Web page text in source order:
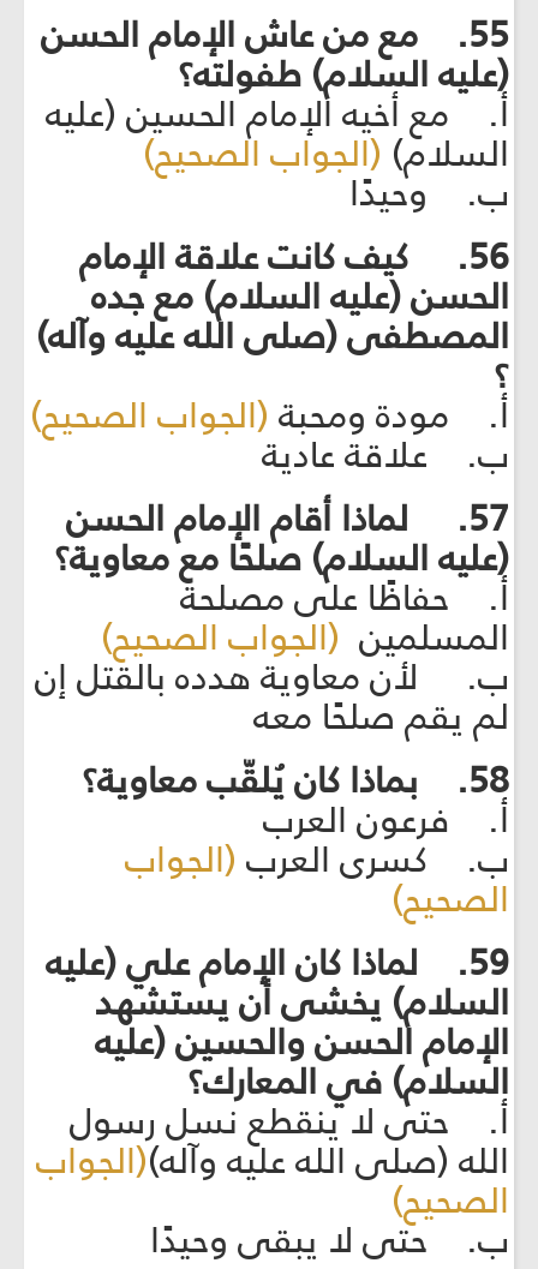
55. مع من عاش الإمام الحسن
(عليه السلام) طفولته؟
أ. مع أخيه الإمام الحسين (عليه
السلام) (الجواب الصحيح)
ب. وحيدًا
56. كيف كانت علاقة الإمام
الحسن (عليه السلام) مع جده
المصطفى (صلى الله عليه وآله)
؟
أ. مودة ومحبة (الجواب الصحيح)
ب. علاقة عادية
57. لماذا أقام الإمام الحسن
(عليه السلام) صلحًا مع معاوية؟
أ. حفاظًا على مصلحة
المسلمين (الجواب الصحيح)
ب. لأن معاوية هدده بالقتل إن
لم يقم صلحًا معه
58. بماذا كان يُلقّب معاوية؟
أ. فرعون العرب
ب. كسرى العرب (الجواب
الصحيح)
59. لماذا كان الإمام علي (عليه
السلام) يخشى أن يستشهد
الإمام الحسن والحسين (عليه
السلام) في المعارك؟
أ. حتى لا ينقطع نسل رسول
الله (صلى الله عليه وآله)(الجواب
الصحيح)
ب. حتى لا يبقى وحيدًا